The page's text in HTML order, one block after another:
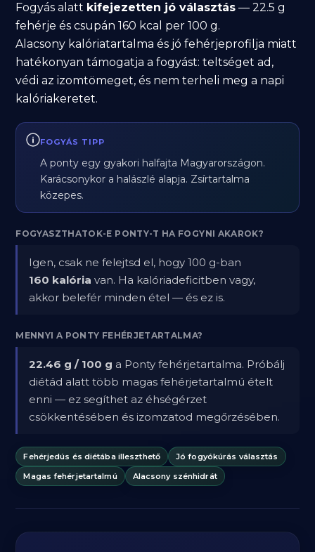
Fogyás alatt kifejezetten jó választás — 22.5 g
fehérje és csupán 160 kcal per 100 g.
Alacsony kalóriatartalma és jó fehérjeprofilja miatt
hatékonyan támogatja a fogyást: teltséget ad,
védi az izomtömeget, és nem terheli meg a napi
kalóriakeretet.
FOGYÁS TIPP
A ponty egy gyakori halfajta Magyarországon.
Karácsonykor a halászlé alapja. Zsírtartalma
közepes.
FOGYASZTHATOK-E PONTY-T HA FOGYNI AKAROK?
Igen, csak ne felejtsd el, hogy 100 g-ban
160 kalória van. Ha kalóriadeficitben vagy,
akkor belefér minden étel — és ez is.
MENNYI A PONTY FEHÉRJETARTALMA?
22.46 g / 100 g a Ponty fehérjetartalma. Próbálj
diétád alatt több magas fehérjetartalmú ételt
enni — ez segíthet az éhségérzet
csökkentésében és izomzatod megőrzésében.
Fehérjedús és diétába illeszthető
Jó fogyókúrás választás
Magas fehérjetartalmú
Alacsony szénhidrát